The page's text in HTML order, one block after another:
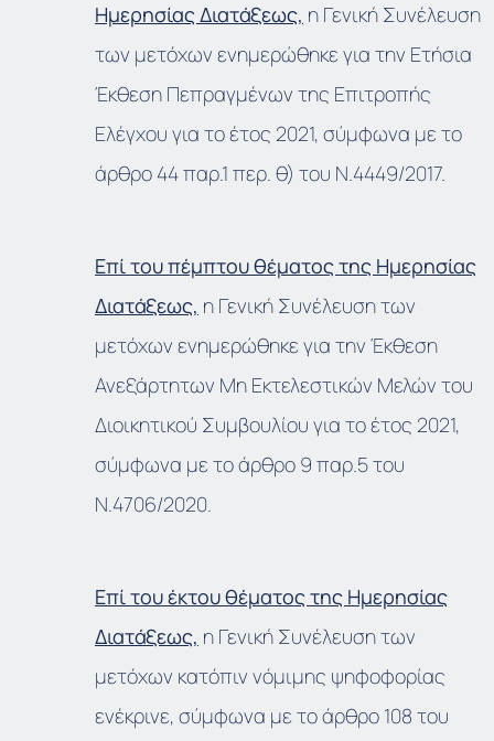
Ημερησίας Διατάξεως, η Γενική Συνέλευση
των μετόχων ενημερώθηκε για την Ετήσια
Έκθεση Πεπραγμένων της Επιτροπής
Ελέγχου για το έτος 2021, σύμφωνα με το
άρθρο 44 παρ.1 περ. θ) του Ν.4449/2017.
Επί του πέμπτου θέματος της Ημερησίας
Διατάξεως, η Γενική Συνέλευση των
μετόχων ενημερώθηκε για την Έκθεση
Ανεξάρτητων Μη Εκτελεστικών Μελών του
Διοικητικού Συμβουλίου για το έτος 2021,
σύμφωνα με το άρθρο 9 παρ.5 του
Ν.4706/2020.
Επί του έκτου θέματος της Ημερησίας
Διατάξεως, η Γενική Συνέλευση των
μετόχων κατόπιν νόμιμης ψηφοφορίας
ενέκρινε, σύμφωνα με το άρθρο 108 του